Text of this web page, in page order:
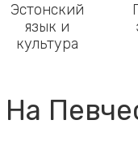
Эстонский
язык и
культура